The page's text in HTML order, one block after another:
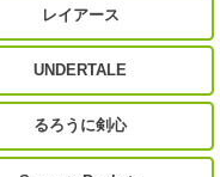
レイアース
UNDERTALE
るろうに剣心